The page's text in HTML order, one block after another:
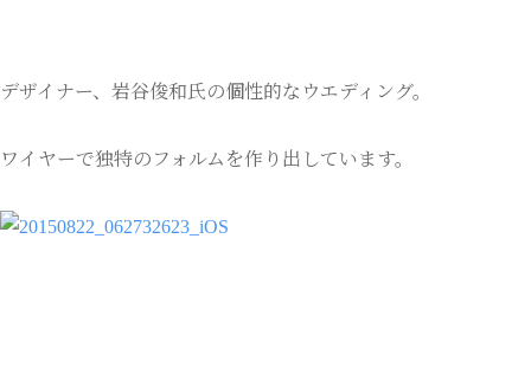
デザイナー、岩谷俊和氏の個性的なウエディング。
ワイヤーで独特のフォルムを作り出しています。